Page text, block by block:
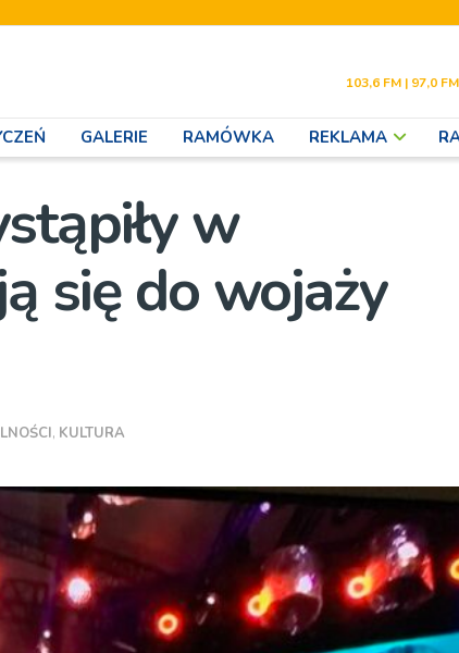
103,6 FM | 97,0
GALERIE RAMÓWKA REKLAMA
w
się do wojaży
, KULTURA